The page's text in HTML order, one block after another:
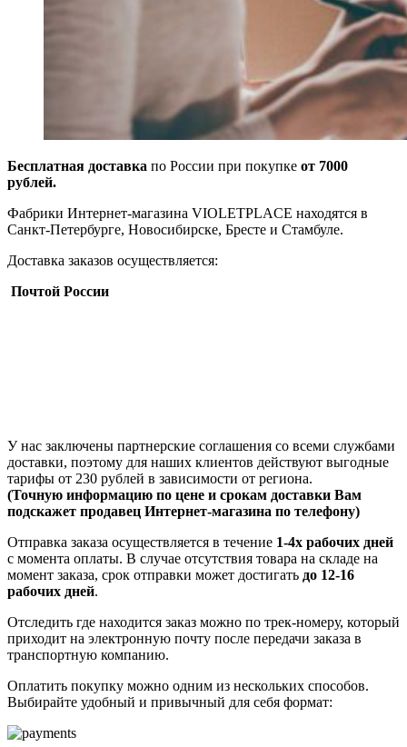
Бесплатная доставка по России при покупке от 7000
рублей.
Фабрики Интернет-магазина VIOLETPLACE находятся в
Санкт-Петербурге, Новосибирске, Бресте и Стамбуле.
Доставка заказов осуществляется:
Почтой России
У нас заключены партнерские соглашения со всеми службами
доставки, поэтому для наших клиентов действуют выгодные
тарифы от 230 рублей в зависимости от региона.
(Точную информацию по цене и срокам доставки Вам
подскажет продавец Интернет-магазина по телефону)
Отправка заказа осуществляется в течение 1-4х рабочих дней
с момента оплаты. В случае отсутствия товара на складе на
момент заказа, срок отправки может достигать до 12-16
рабочих дней.
Отследить где находится заказ можно по трек-номеру, который
приходит на электронную почту после передачи заказа в
транспортную компанию.
Оплатить покупку можно одним из нескольких способов.
Выбирайте удобный и привычный для себя формат: